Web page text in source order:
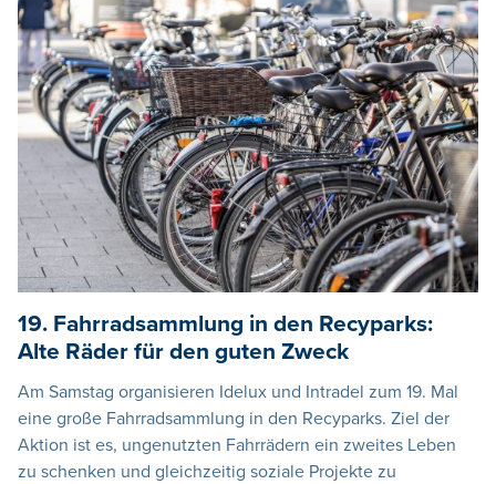
19. Fahrradsammlung in den Recyparks:
Alte Räder für den guten Zweck
Am Samstag organisieren Idelux und Intradel zum 19. Mal
eine große Fahrradsammlung in den Recyparks. Ziel der
Aktion ist es, ungenutzten Fahrrädern ein zweites Leben
zu schenken und gleichzeitig soziale Projekte zu